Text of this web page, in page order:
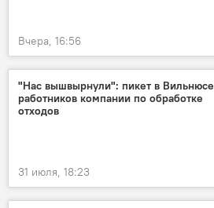
Вчера, 16:56
"Нас вышвырнули": пикет в Вильнюсе
работников компании по обработке
отходов
31 июля, 18:23